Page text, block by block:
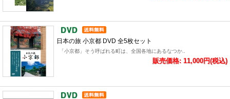
日本の旅 小京都 DVD 全5枚セット
「小京都」そう呼ばれる町は、全国各地にあるなつか..
販売価格: 11,000円(税込)